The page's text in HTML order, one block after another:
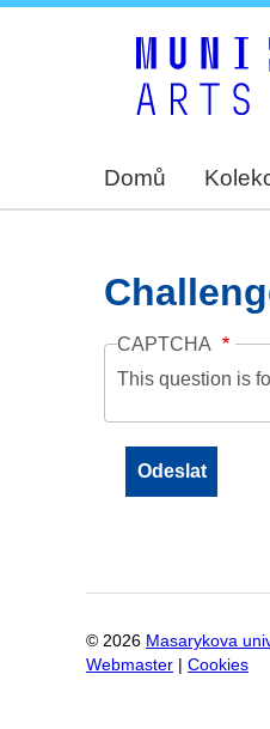
Domů
CAPTCHA
This question is
© 2026 Masarykova
Webmaster
Cookies